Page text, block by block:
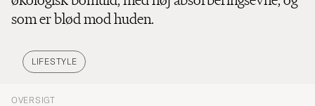
som er blød mod huden.
LIFESTYLE
OVERSIGT